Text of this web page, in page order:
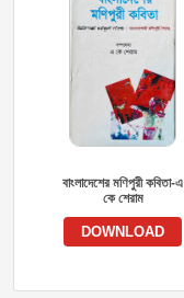
বাংলাদেশের মণিপুরী কবিতা-এ
কে শেরাম
DOWNLOAD